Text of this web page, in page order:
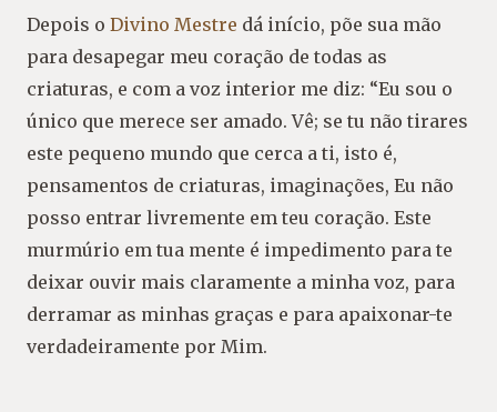
Depois o Divino Mestre dá início, põe sua mão
para desapegar meu coração de todas as
criaturas, e com a voz interior me diz: “Eu sou o
único que merece ser amado. Vê; se tu não tirares
este pequeno mundo que cerca a ti, isto é,
pensamentos de criaturas, imaginações, Eu não
posso entrar livremente em teu coração. Este
murmúrio em tua mente é impedimento para te
deixar ouvir mais claramente a minha voz, para
derramar as minhas graças e para apaixonar-te
verdadeiramente por Mim.